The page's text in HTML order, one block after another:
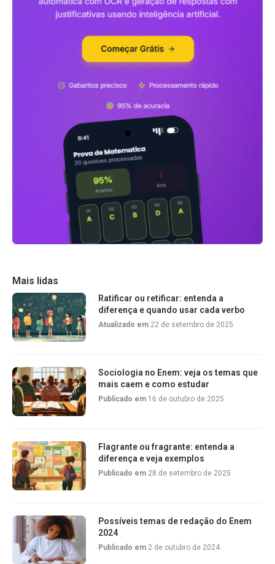
Mais lidas
Ratificar ou retificar: entenda a
diferença e quando usar cada verbo
Atualizado em 22 de setembro de 2025
Sociologia no Enem: veja os temas que
mais caem e como estudar
Publicado em 16 de outubro de 2025
Flagrante ou fragrante: entenda a
diferença e veja exemplos
Publicado em 28 de setembro de 2025
Possíveis temas de redação do Enem
2024
Publicado em 2 de outubro de 2024